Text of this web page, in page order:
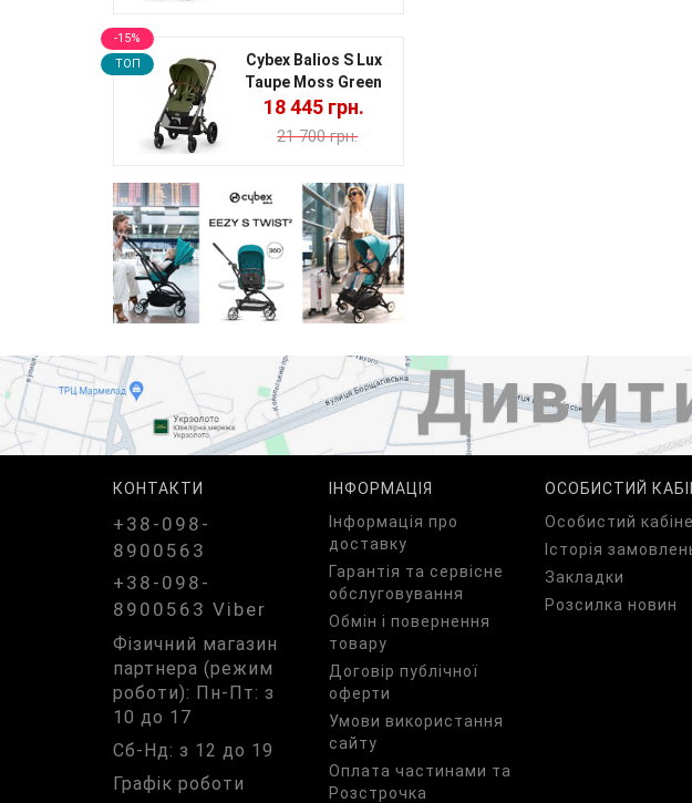
-15%
TOП
Cybex Balios S Lux
Taupe Moss Green
18 445 грн.
21 700 грн.
КОНТАКТИ
+38-098-
8900563
+38-098-
8900563 Viber
Фізичний магазин
партнера (режим
роботи): Пн-Пт: з
10 до 17
Сб-Нд: з 12 до 19
Графік роботи
ІНФОРМАЦІЯ
Iнформація про
доставку
Гарантія та сервісне
обслуговування
Обмін і повернення
товару
Договір публічної
оферти
Умови використання
сайту
Оплата частинами та
Розстрочка
ОСОБИСТИЙ
Особистий
Історія
Закладки
Розсилка новин